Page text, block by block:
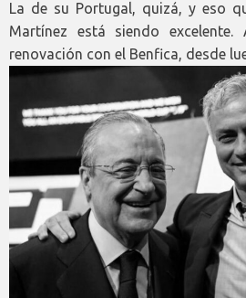
La de su Portugal, quizá, y eso
Martínez está siendo
renovación con el Benfica, desde